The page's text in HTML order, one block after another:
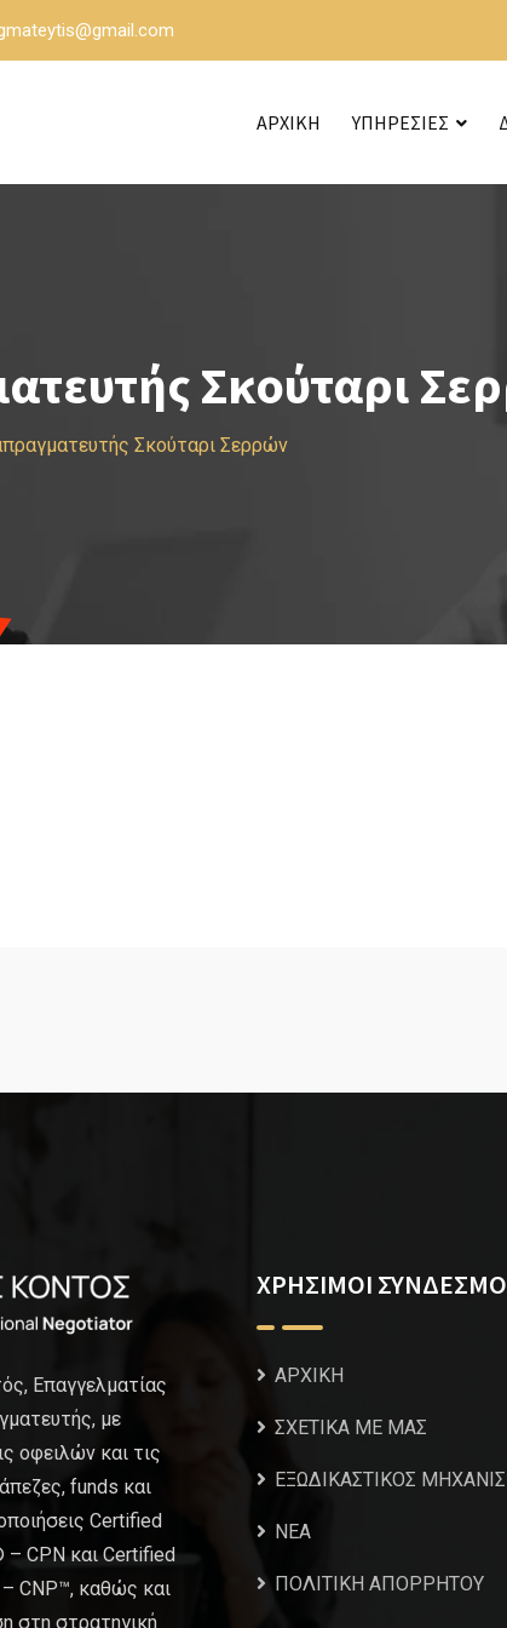
ΑΡΧΙΚΗ ΥΠΗΡΕΣΙΕΣ
Σκούταρι
Σκούταρι Σερρών
Επαγγελματίας
με
οφειλών και τις
funds και
Certified
CPN και Certified
CNP™, καθώς και
στη στρατηγική
ΧΡΗΣΙΜΟΙ
ΑΡΧΙΚΗ
ΣΧΕΤΙΚΑ ΜΕ ΜΑΣ
ΕΞΩΔΙΚΑΣΤΙΚΟΣ
NEA
ΠΟΛΙΤΙΚΗ ΑΠΟΡΡΗΤΟΥ